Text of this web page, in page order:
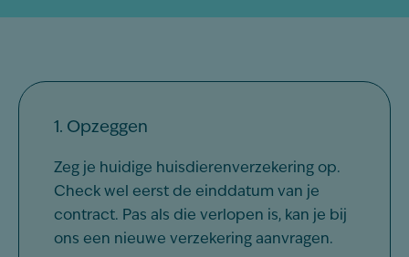
1. Opzeggen
Zeg je huidige huisdierenverzekering op.
Check wel eerst de einddatum van je
contract. Pas als die verlopen is, kan je bij
ons een nieuwe verzekering aanvragen.